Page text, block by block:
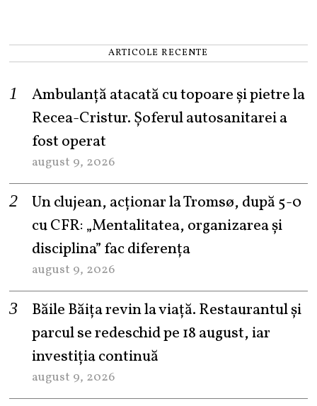
ARTICOLE RECENTE
Ambulanță atacată cu topoare și pietre la
Recea-Cristur. Șoferul autosanitarei a
fost operat
august 9, 2026
Un clujean, acționar la Tromsø, după 5-0
cu CFR: „Mentalitatea, organizarea și
disciplina” fac diferența
august 9, 2026
Băile Băița revin la viață. Restaurantul și
parcul se redeschid pe 18 august, iar
investiția continuă
august 9, 2026